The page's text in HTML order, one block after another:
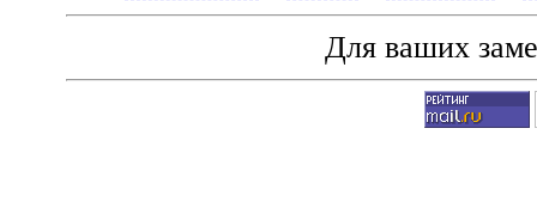
Для ваших